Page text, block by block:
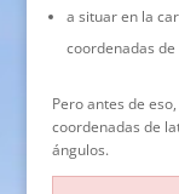
a situar en la
coordenadas
Pero antes de
coordenadas de
ángulos.